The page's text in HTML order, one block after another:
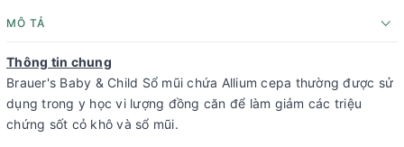
MÔ TẢ
Thông tin chung
Brauer's Baby & Child Sổ mũi chứa Allium cepa thường được sử
dụng trong y học vi lượng đồng căn để làm giảm các triệu
chứng sốt cỏ khô và sổ mũi.